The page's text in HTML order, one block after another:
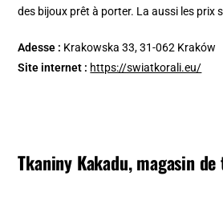
des bijoux prêt à porter. La aussi les prix
Adesse : Krakowska 33, 31-062 Kraków
Site internet : https://swiatkorali.eu/
Tkaniny Kakadu, magasin